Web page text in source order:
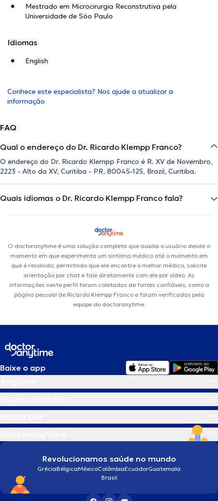
Mestrado em Microcirurgia Reconstrutiva pela
Universidade de Sóo Paulo
Idiomas
English
Conhece este especialista? Nos ajude a atualizar a
informação
FAQ
Qual o endereço do Dr. Ricardo Klempp Franco?
O endereço do Dr. Ricardo Klempp Franco é R. XV de Novembro,
2223 - Alto da XV, Curitiba - PR, 80045-125, Brazil, Curitiba.
Quais idiomas o Dr. Ricardo Klempp Franco fala?
O doctoranytime é uma solução completa que auxilia o usuário desde o
momento em que experimenta um sintoma médico até o momento em
que é resolvido, permitindo que ele encontre o melhor médico, solicite
orientação por chat e fale diretamente com ele por vídeo. As
informações neste perfil foram coletadas de fontes confiáveis, como a
página pessoal de Ricardo Klempp Franco e foram verificadas pela
equipe do doctoranytime.
Baixe o app
Revolucionamos saúde no mundo
GréciaBélgicaMéxicoColômbiaEcuadorGuatemala
Brasil